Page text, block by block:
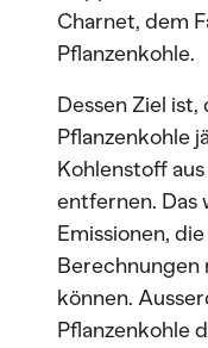
Charnet, dem
Pflanzenkohle.
Dessen Ziel
Pflanzenkohle
Kohlenstoff
entfernen. Das
Emissionen,
können.
Pflanzenkohle